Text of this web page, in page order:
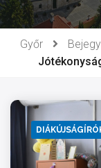
Győr